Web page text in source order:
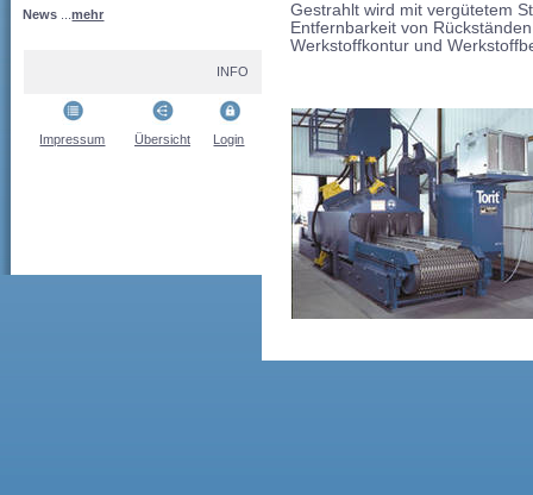
News ...mehr
INFO
Impressum Übersicht Login
Gestrahlt wird mit vergütetem
Entfernbarkeit von
Werkstoffkontur und